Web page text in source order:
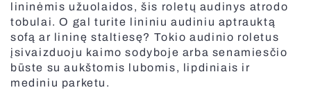
lininėmis užuolaidos, šis roletų audinys atrodo
tobulai. O gal turite lininiu audiniu aptrauktą
sofą ar lininę staltiesę? Tokio audinio roletus
įsivaizduoju kaimo sodyboje arba senamiesčio
būste su aukštomis lubomis, lipdiniais ir
mediniu parketu.